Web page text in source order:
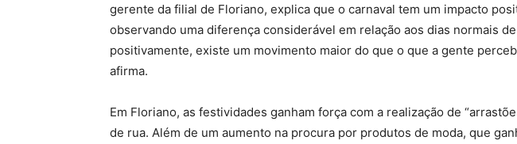
gerente da filial de Floriano, explica que o carnaval tem um impacto
observando uma diferença considerável em relação aos dias normais
positivamente, existe um movimento maior do que o que a gente
afirma.
Em Floriano, as festividades ganham força com a realização de
de rua. Além de um aumento na procura por produtos de moda, que